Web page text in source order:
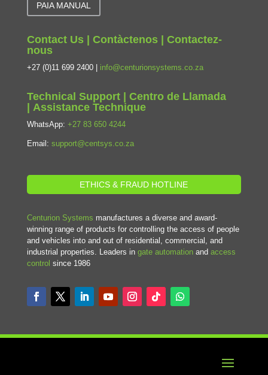
PAIA MANUAL
Contact Us | Contàctenos | Contactez-
nous
+27 (0)11 699 2400 | info@centurionsystems.co.za
Technical Support | Centro de Llamada
| Assistance Technique
WhatsApp: +27 83 650 4244
Email: support@centsys.co.za
ETHICS & FRAUD HOTLINE
Centurion Systems manufactures a diverse and award-
winning range of products for controlling the access of people
and vehicles into and out of residential, commercial, and
industrial properties. Leaders in gate automationand access
control since 1986